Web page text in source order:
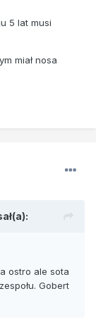
5 lat musi
miał nosa
ostro ale sota
Gobert